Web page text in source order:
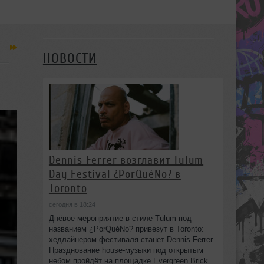
НОВОСТИ
Dennis Ferrer возглавит Tulum
Day Festival ¿PorQuéNo? в
Toronto
сегодня в 18:24
Днёвое мероприятие в стиле Tulum под
названием ¿PorQuéNo? привезут в Toronto:
хедлайнером фестиваля станет Dennis Ferrer.
Празднование house-музыки под открытым
небом пройдёт на площадке Evergreen Brick